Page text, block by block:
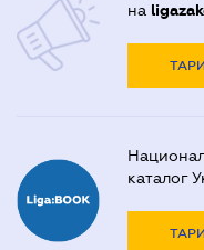
на
каталог